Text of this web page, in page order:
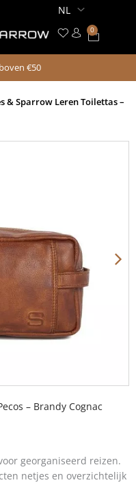
0
€50
& Sparrow Leren Toilettas –
– Brandy Cognac
georganiseerd reizen.
netjes en overzichtelijk